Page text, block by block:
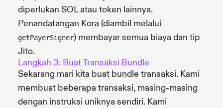
diperlukan SOL atau token lainnya.
Penandatangan Kora (diambil melalui
getPayerSigner) membayar semua biaya dan tip
Jito.
Langkah 3: Buat Transaksi Bundle
Sekarang mari kita buat bundle transaksi. Kami
membuat beberapa transaksi, masing-masing
dengan instruksi uniknya sendiri. Kami